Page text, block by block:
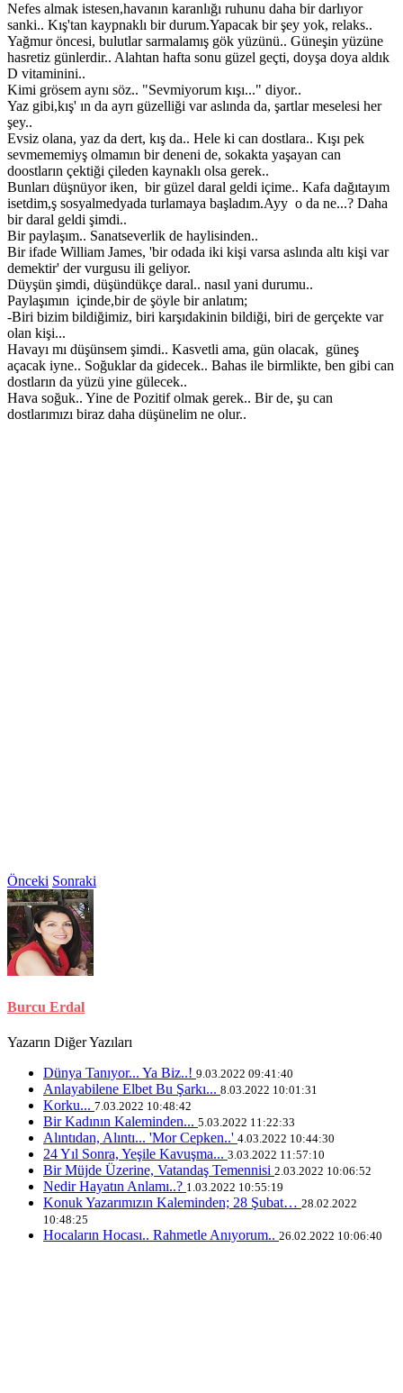
Nefes almak istesen,havanın karanlığı ruhunu daha bir darlıyor
sanki.. Kış'tan kaypnaklı bir durum.Yapacak bir şey yok, relaks..
Yağmur öncesi, bulutlar sarmalamış gök yüzünü.. Güneşin yüzüne
hasretiz günlerdir.. Alahtan hafta sonu güzel geçti, doyşa doya aldık
D vitaminini..
Kimi grösem aynı söz.. "Sevmiyorum kışı..." diyor..
Yaz gibi,kış' ın da ayrı güzelliği var aslında da, şartlar meselesi her
şey..
Evsiz olana, yaz da dert, kış da.. Hele ki can dostlara.. Kışı pek
sevmememiyş olmamın bir deneni de, sokakta yaşayan can
doostların çektiği çileden kaynaklı olsa gerek..
Bunları düşnüyor iken, bir güzel daral geldi içime.. Kafa dağıtayım
isetdim,ş sosyalmedyada turlamaya başladım.Ayy o da ne...? Daha
bir daral geldi şimdi..
Bir paylaşım.. Sanatseverlik de haylisinden..
Bir ifade William James, 'bir odada iki kişi varsa aslında altı kişi var
demektir' der vurgusu ili geliyor.
Düyşün şimdi, düşündükçe daral.. nasıl yani durumu..
Paylaşımın içinde,bir de şöyle bir anlatım;
-Biri bizim bildiğimiz, biri karşıdakinin bildiği, biri de gerçekte var
olan kişi...
Havayı mı düşünsem şimdi.. Kasvetli ama, gün olacak, güneş
açacak iyne.. Soğuklar da gidecek.. Bahas ile birmlikte, ben gibi can
dostların da yüzü yine gülecek..
Hava soğuk.. Yine de Pozitif olmak gerek.. Bir de, şu can
dostlarımızı biraz daha düşünelim ne olur..
Önceki Sonraki
Burcu Erdal
Yazarın Diğer Yazıları
Dünya Tanıyor... Ya Biz..! 9.03.2022 09:41:40
Anlayabilene Elbet Bu Şarkı... 8.03.2022 10:01:31
Korku... 7.03.2022 10:48:42
Bir Kadının Kaleminden... 5.03.2022 11:22:33
Alıntıdan, Alıntı... 'Mor Cepken..' 4.03.2022 10:44:30
24 Yıl Sonra, Yeşile Kavuşma... 3.03.2022 11:57:10
Bir Müjde Üzerine, Vatandaş Temennisi 2.03.2022 10:06:52
Nedir Hayatın Anlamı..? 1.03.2022 10:55:19
Konuk Yazarımızın Kaleminden; 28 Şubat… 28.02.2022
10:48:25
Hocaların Hocası.. Rahmetle Anıyorum.. 26.02.2022 10:06:40